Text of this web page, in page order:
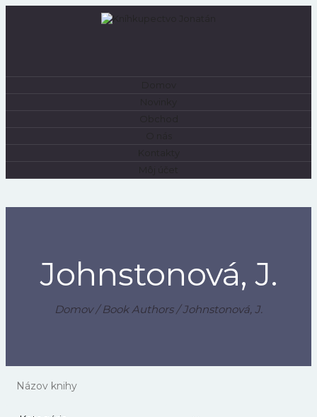
Johnstonová, J.
Domov/ Book Authors / Johnstonová, J.